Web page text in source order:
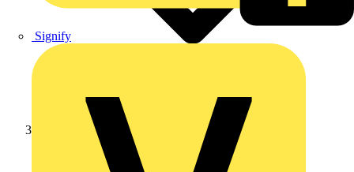
Signify
Schneider Electric